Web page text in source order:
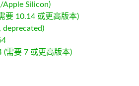
Apple Silicon)
要 10.14 或更高版本)
(需要 7 或更高版本)